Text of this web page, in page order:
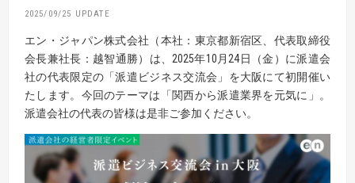
2025/09/25
エン・ジャパン株式会社（本社：東京都新宿区、代表取締役
会長兼社長：越智通勝）は、2025年10月24日（金）に派遣会
社の代表限定の「派遣ビジネス交流会」を大阪にて初開催い
たします。今回のテーマは「関西から派遣業界を元気に」。
派遣会社の代表の皆様は是非ご参加ください。